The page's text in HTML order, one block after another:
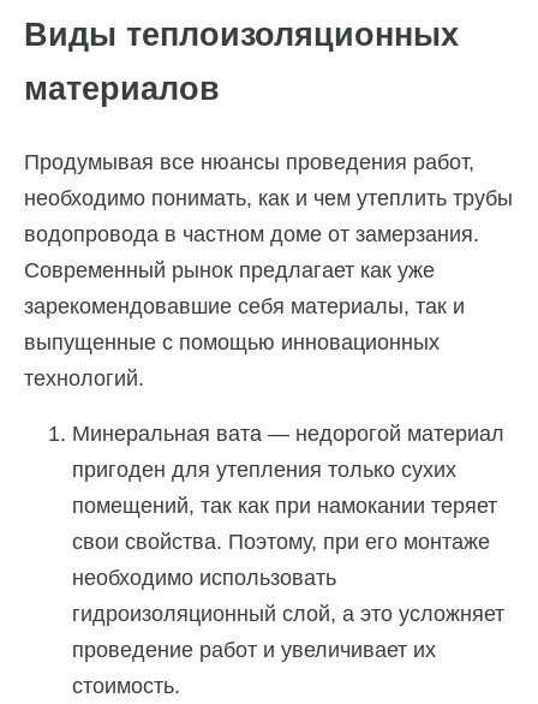
Виды теплоизоляционных
материалов
Продумывая все нюансы проведения работ,
необходимо понимать, как и чем утеплить трубы
водопровода в частном доме от замерзания.
Современный рынок предлагает как уже
зарекомендовавшие себя материалы, так и
выпущенные с помощью инновационных
технологий.
Минеральная вата — недорогой материал
пригоден для утепления только сухих
помещений, так как при намокании теряет
свои свойства. Поэтому, при его монтаже
необходимо использовать
гидроизоляционный слой, а это усложняет
проведение работ и увеличивает их
стоимость.